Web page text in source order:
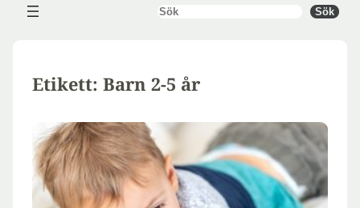
Sök Sök
Etikett: Barn 2-5 år